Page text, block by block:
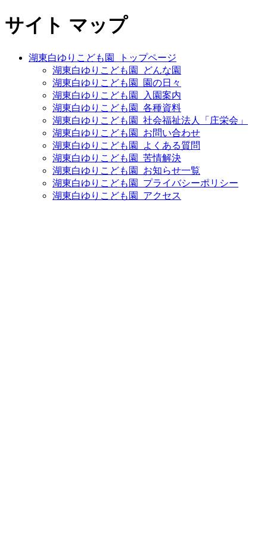
サイト マップ
湖東白ゆりこども園_トップページ
湖東白ゆりこども園_どんな園
湖東白ゆりこども園_園の日々
湖東白ゆりこども園_入園案内
湖東白ゆりこども園_各種資料
湖東白ゆりこども園_社会福祉法人「庄栄会」
湖東白ゆりこども園_お問い合わせ
湖東白ゆりこども園_よくある質問
湖東白ゆりこども園_苦情解決
湖東白ゆりこども園_お知らせ一覧
湖東白ゆりこども園_プライバシーポリシー
湖東白ゆりこども園_アクセス